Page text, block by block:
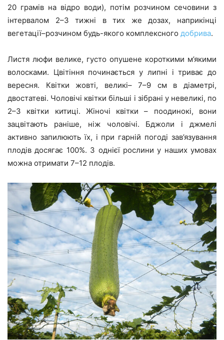
20 грамів на відро води), потім розчином сечовини з
інтервалом 2–3 тижні в тих же дозах, наприкінці
вегетації–розчином будь-якого комплексного добрива.
Листя люфи велике, густо опушене короткими м’якими
волосками. Цвітіння починається у липні і триває до
вересня. Квітки жовті, великі– 7–9 см в діаметрі,
двостатеві. Чоловічі квітки більші і зібрані у невеликі, по
2–3 квітки китиці. Жіночі квітки – поодинокі, вони
зацвітають раніше, ніж чоловічі. Бджоли і джмелі
активно запилюють їх, і при гарній погоді зав’язування
плодів досягає 100%. З однієї рослини у наших умовах
можна отримати 7–12 плодів.